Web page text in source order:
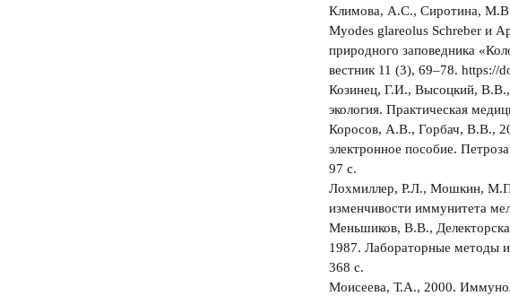
Климова, А.С., Сиротина, М.В.,
Myodes glareolus Schreber и
природного заповедника
вестник 11 (3), 69–78. https://
Козинец, Г.И., Высоцкий,
экология. Практическая
Коросов, А.В., Горбач, В.В.,
электронное пособие.
97 с.
Лохмиллер, Р.Л., Мошкин,
изменчивости иммунитета
Меньшиков, В.В.,
1987. Лабораторные методы
368 с.
Моисеева, Т.А., 2000.